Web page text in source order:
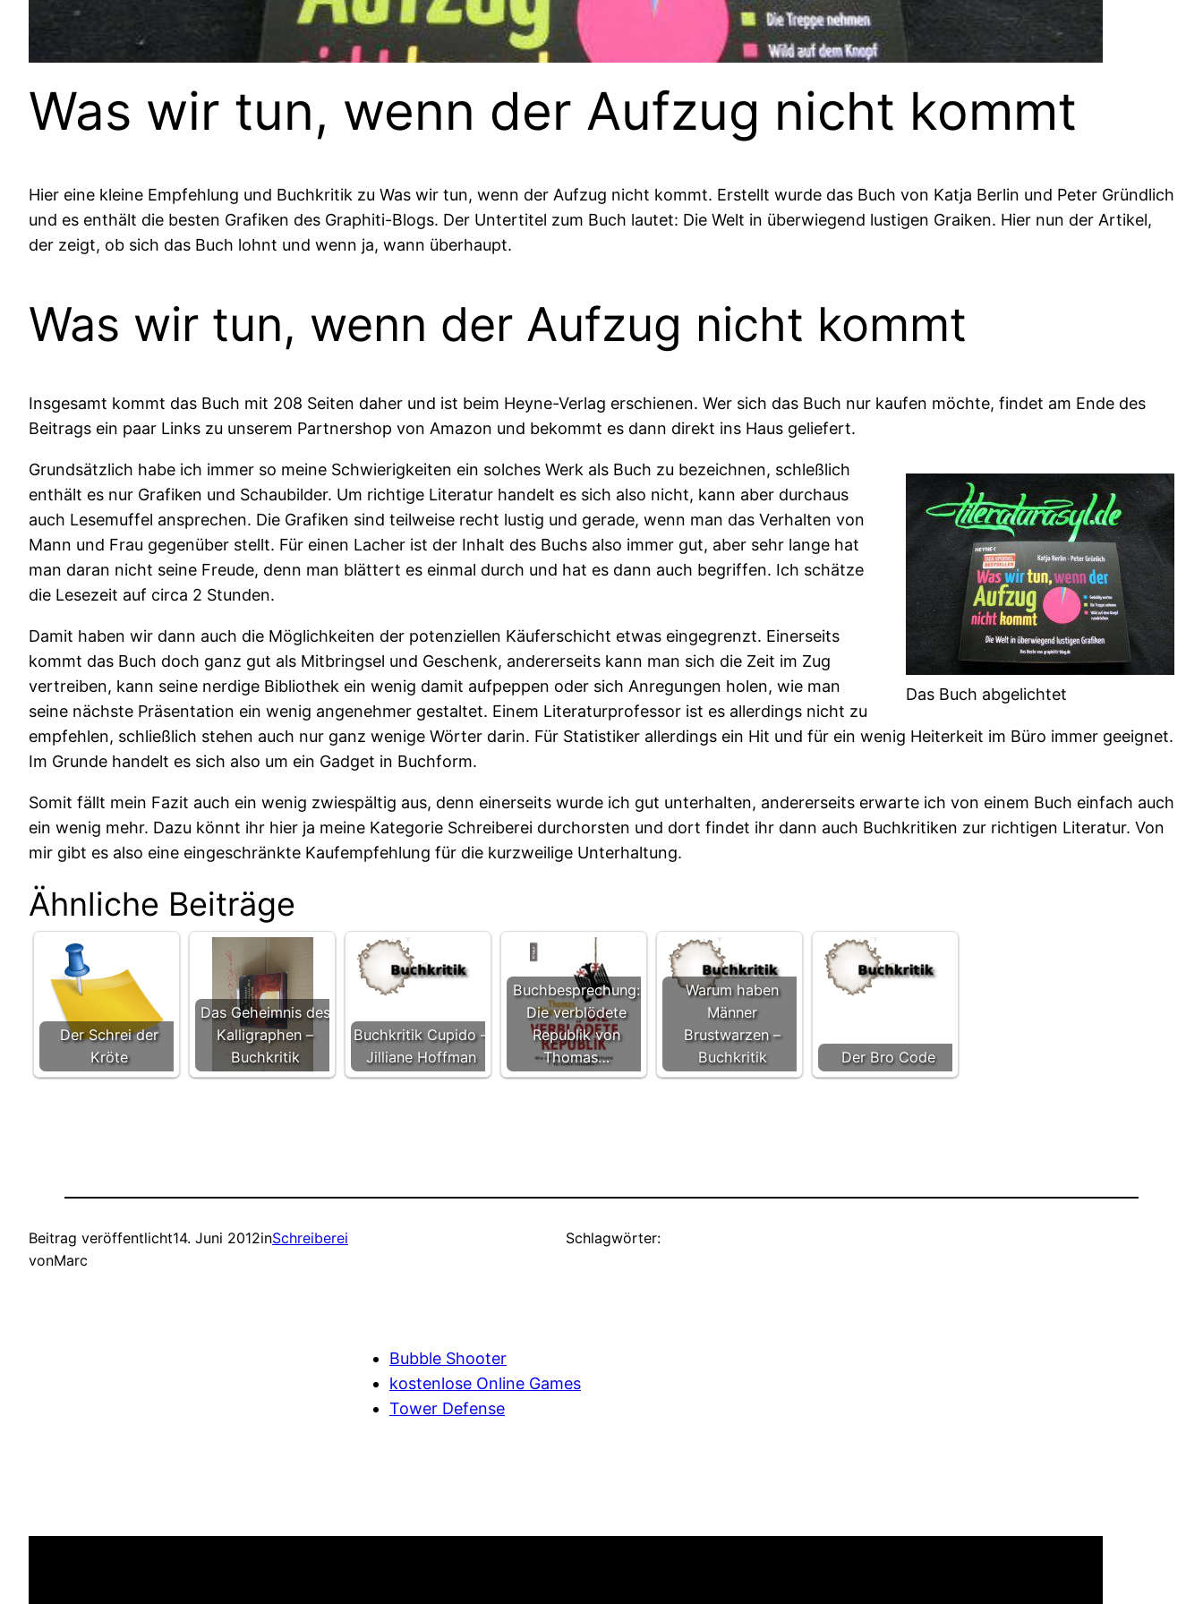
Was wir tun, wenn der Aufzug nicht kommt
Hier eine kleine Empfehlung und Buchkritik zu Was wir tun, wenn der Aufzug nicht kommt. Erstellt wurde das Buch von Katja Berlin und Peter Gründlich
und es enthält die besten Grafiken des Graphiti-Blogs. Der Untertitel zum Buch lautet: Die Welt in überwiegend lustigen Graiken. Hier nun der Artikel,
der zeigt, ob sich das Buch lohnt und wenn ja, wann überhaupt.
Was wir tun, wenn der Aufzug nicht kommt
Insgesamt kommt das Buch mit 208 Seiten daher und ist beim Heyne-Verlag erschienen. Wer sich das Buch nur kaufen möchte, findet am Ende des
Beitrags ein paar Links zu unserem Partnershop von Amazon und bekommt es dann direkt ins Haus geliefert.
Das Buch abgelichtet
Grundsätzlich habe ich immer so meine Schwierigkeiten ein solches Werk als Buch zu bezeichnen, schleßlich
enthält es nur Grafiken und Schaubilder. Um richtige Literatur handelt es sich also nicht, kann aber durchaus
auch Lesemuffel ansprechen. Die Grafiken sind teilweise recht lustig und gerade, wenn man das Verhalten von
Mann und Frau gegenüber stellt. Für einen Lacher ist der Inhalt des Buchs also immer gut, aber sehr lange hat
man daran nicht seine Freude, denn man blättert es einmal durch und hat es dann auch begriffen. Ich schätze
die Lesezeit auf circa 2 Stunden.
Damit haben wir dann auch die Möglichkeiten der potenziellen Käuferschicht etwas eingegrenzt. Einerseits
kommt das Buch doch ganz gut als Mitbringsel und Geschenk, andererseits kann man sich die Zeit im Zug
vertreiben, kann seine nerdige Bibliothek ein wenig damit aufpeppen oder sich Anregungen holen, wie man
seine nächste Präsentation ein wenig angenehmer gestaltet. Einem Literaturprofessor ist es allerdings nicht zu
empfehlen, schließlich stehen auch nur ganz wenige Wörter darin. Für Statistiker allerdings ein Hit und für ein wenig Heiterkeit im Büro immer geeignet.
Im Grunde handelt es sich also um ein Gadget in Buchform.
Somit fällt mein Fazit auch ein wenig zwiespältig aus, denn einerseits wurde ich gut unterhalten, andererseits erwarte ich von einem Buch einfach auch
ein wenig mehr. Dazu könnt ihr hier ja meine Kategorie Schreiberei durchorsten und dort findet ihr dann auch Buchkritiken zur richtigen Literatur. Von
mir gibt es also eine eingeschränkte Kaufempfehlung für die kurzweilige Unterhaltung.
Ähnliche Beiträge
Der Schrei der
Kröte
Das Geheimnis des
Kalligraphen –
Buchkritik
Buchkritik Cupido –
Jilliane Hoffman
Buchbesprechung:
Die verblödete
Republik von
Thomas…
Warum haben
Männer
Brustwarzen –
Buchkritik
Der Bro Code
Beitrag veröffentlicht14. Juni 2012inSchreiberei
vonMarc
Schlagwörter:
Bubble Shooter
kostenlose Online Games
Tower Defense